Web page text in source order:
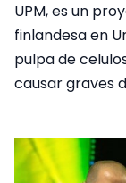
UPM, es un
finlandesa en
pulpa de
causar graves